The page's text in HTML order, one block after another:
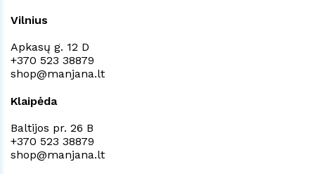
Vilnius
Apkasų g. 12 D
+370 523 38879
shop@manjana.lt
Klaipėda
Baltijos pr. 26 B
+370 523 38879
shop@manjana.lt